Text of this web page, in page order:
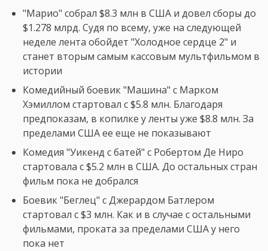
"Марио" собрал $8.3 млн в США и довел сборы до
$1.278 млрд. Судя по всему, уже на следующей
неделе лента обойдет "Холодное сердце 2" и
станет вторым самым кассовым мультфильмом в
истории
Комедийный боевик "Машина" с Марком
Хэмиллом стартовал с $5.8 млн. Благодаря
предпоказам, в копилке у ленты уже $8.8 млн. За
пределами США ее еще не показывают
Комедия "Уикенд с батей" с Робертом Де Ниро
стартовала с $5.2 млн в США. До остальных стран
фильм пока не добрался
Боевик "Беглец" с Джерардом Батлером
стартовал с $3 млн. Как и в случае с остальными
фильмами, проката за пределами США у него
пока нет